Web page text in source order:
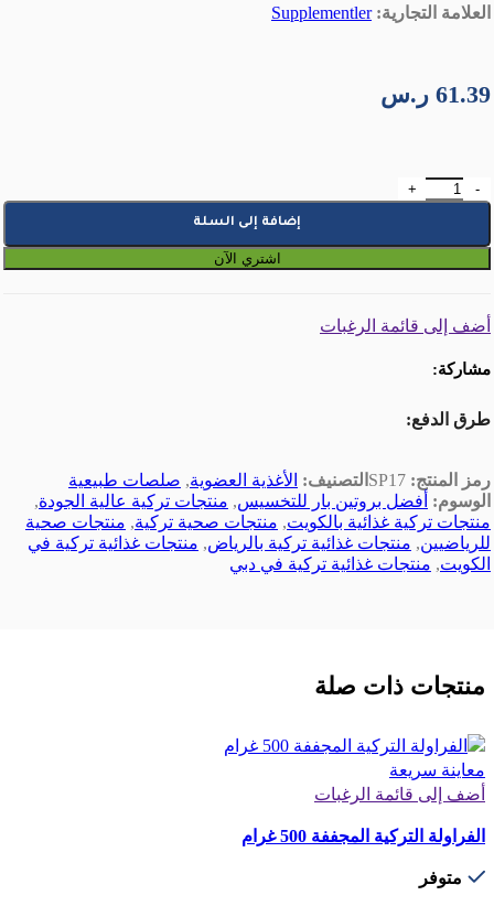
العلامة التجارية: Supplementler
61.39 ر.س
كمية كريمة بذور الشيا والخروب الطبيعي الصحية
إضافة إلى السلة
اشتري الآن
أضف إلى قائمة الرغبات
مشاركة:
طرق الدفع:
رمز المنتج: SP17 التصنيف: الأغذية العضوية, صلصات طبيعية
الوسوم: أفضل بروتين بار للتخسيس, منتجات تركية عالية الجودة,
منتجات تركية غذائية بالكويت, منتجات صحية تركية, منتجات صحية
للرياضيين, منتجات غذائية تركية بالرياض, منتجات غذائية تركية في
الكويت, منتجات غذائية تركية في دبي
منتجات ذات صلة
معاينة سريعة
أضف إلى قائمة الرغبات
الفراولة التركية المجففة 500 غرام
متوفر